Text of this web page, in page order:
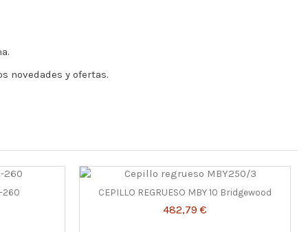
novedades y ofertas.
260 CEPILLO REGRUESO MBY 10 Bridgewood
482,79 €